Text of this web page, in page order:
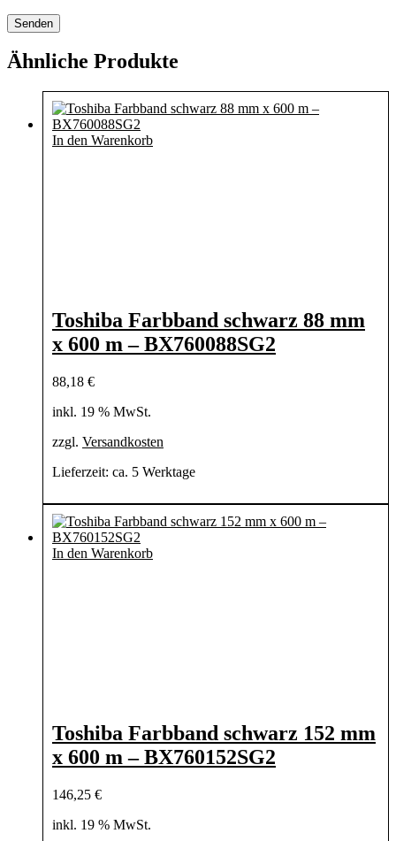
Ähnliche Produkte
In den Warenkorb
Toshiba Farbband schwarz 88 mm
x 600 m – BX760088SG2
88,18 €
inkl. 19 % MwSt.
zzgl. Versandkosten
Lieferzeit: ca. 5 Werktage
In den Warenkorb
Toshiba Farbband schwarz 152 mm
x 600 m – BX760152SG2
146,25 €
inkl. 19 % MwSt.